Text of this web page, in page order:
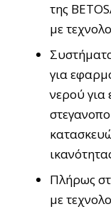
της
με
για
νερού για
Πλήρως
με